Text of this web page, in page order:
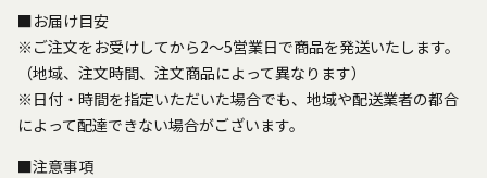
■お届け目安
※ご注文をお受けしてから2～5営業日で商品を発送いたします。
（地域、注文時間、注文商品によって異なります）
※日付・時間を指定いただいた場合でも、地域や配送業者の都合
によって配達できない場合がございます。
■注意事項